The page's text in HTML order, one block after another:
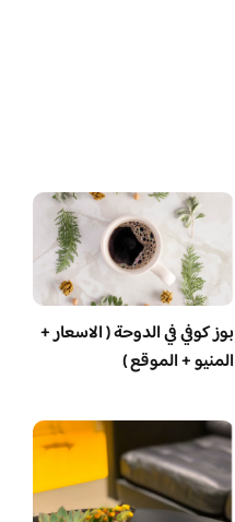
بوز كوفي في الدوحة ( الاسعار +
المنيو + الموقع )